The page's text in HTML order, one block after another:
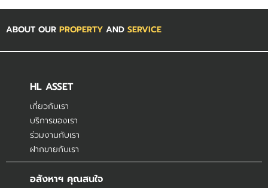
ABOUT OUR PROPERTY AND SERVICE
HL ASSET
เกี่ยวกับเรา
บริการของเรา
ร่วมงานกับเรา
ฝากขายกับเรา
อสังหาฯ คุณสนใจ